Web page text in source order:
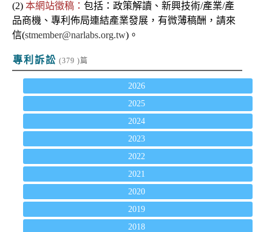
(2) 本網站徵稿： 包括：政策解讀、新興技術/產業/產
品商機、專利佈局連結產業發展，有微薄稿酬，請來
信(stmember@narlabs.org.tw)。
專利訴訟 (379 )篇
2026
2025
2024
2023
2022
2021
2020
2019
2018